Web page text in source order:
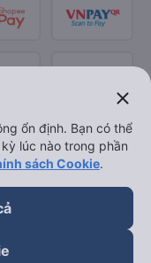
close
ổn định. Bạn có thể
lúc nào trong phần
sách Cookie.